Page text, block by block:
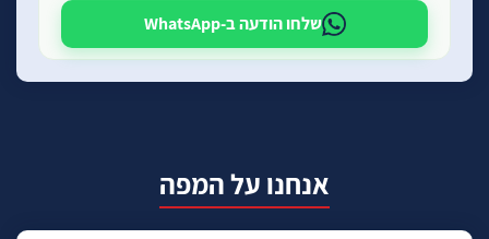
שלחו הודעה ב-WhatsApp
אנחנו על המפה